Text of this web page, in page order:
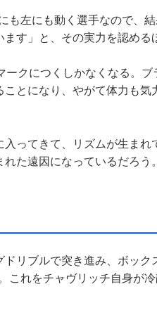
左にも動く選手なので、
す」と、その実力を認める
クにつくしかなくなる。ブ
とになり、やがて体力も気
ってきて、リズムが生まれ
れた遠因になっているだろう
リブルで突き進み、ボック
これをチャヴリッチ自身が